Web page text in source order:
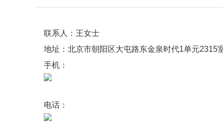
联系人：王女士
地址：北京市朝阳区大屯路东金泉时代1单元2315
手机：
电话：